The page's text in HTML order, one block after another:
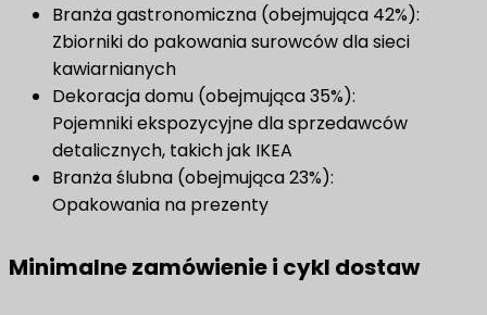
Branża gastronomiczna (obejmująca 42%):
Zbiorniki do pakowania surowców dla sieci
kawiarnianych
Dekoracja domu (obejmująca 35%):
Pojemniki ekspozycyjne dla sprzedawców
detalicznych, takich jak IKEA
Branża ślubna (obejmująca 23%):
Opakowania na prezenty
Minimalne zamówienie i cykl dostaw